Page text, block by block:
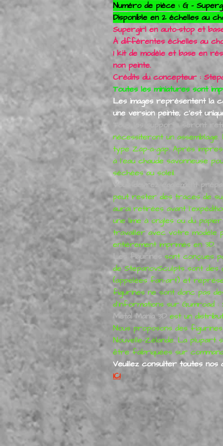
Numéro de pièce : G -
Disponible en 2 échelles au
Supergirl en auto-stop et
À différentes échelles au
1 kit de modèle et base en
non peinte.
Crédits du concepteur :
Toutes les miniatures sont
Les images représentent la
une version peinte, c'est
Tous les supports seront
nécessiteront un
type Zap-a-gap. Après
à l'eau chaude savonneuse
séchées au soleil.
Vous devrez également
peut rester des traces de
aurai retirées avant
une lime à ongles ou du
travailler avec votre modèle
entièrement imprimés en 3D.
Les figurines
sont conçues
de StepanovSculpts sont
(appelées fan-art) et
figurines ne sont donc pas
d'informations sur Gumroad :
Metal Mania 3D est un
Nous proposons des
Nouvelle-Zélande. La plupart
être fabriquées sur
Veuillez consulter toutes
ICI